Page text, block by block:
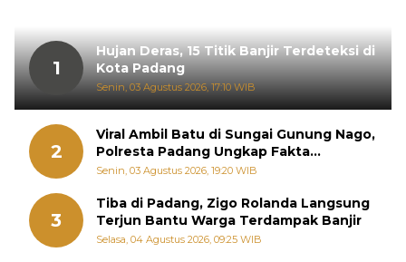
1
Hujan Deras, 15 Titik Banjir Terdeteksi di
Kota Padang
Senin, 03 Agustus 2026, 17:10 WIB
2
Viral Ambil Batu di Sungai Gunung Nago,
Polresta Padang Ungkap Fakta
Sebenarnya
Senin, 03 Agustus 2026, 19:20 WIB
3
Tiba di Padang, Zigo Rolanda Langsung
Terjun Bantu Warga Terdampak Banjir
Selasa, 04 Agustus 2026, 09:25 WIB